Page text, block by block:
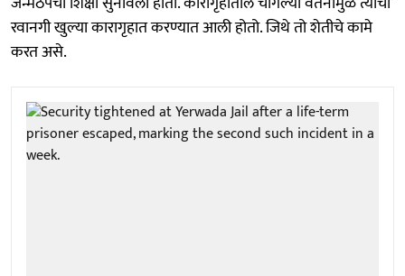
रवानगी खुल्या कारागृहात करण्यात आली होतो. जिथे तो शेतीचे कामे
करत असे.